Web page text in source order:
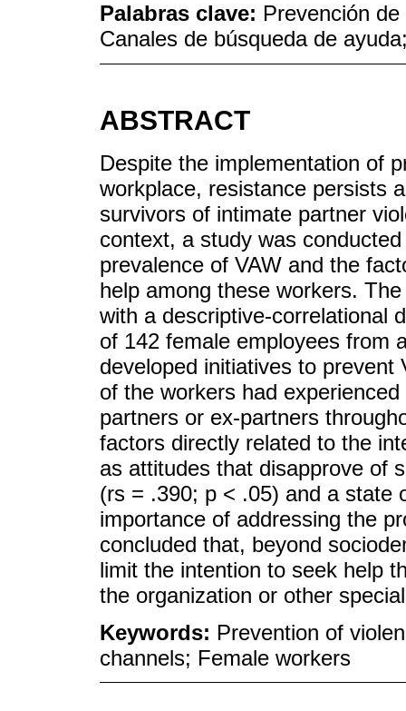
Palabras clave: Prevención
Canales de búsqueda de
ABSTRACT
Despite the implementation of
workplace, resistance persists
survivors of intimate partner
context, a study was
prevalence of VAW and the
help among these workers.
with a descriptive-correlational
of 142 female employees from
developed initiatives to prevent
of the workers had
partners or ex-partners
factors directly related to the
as attitudes that disapprove of
(rs = .390; p < .05) and a state
importance of addressing the
concluded that, beyond
limit the intention to seek help
the organization or other
Keywords: Prevention of
channels; Female workers